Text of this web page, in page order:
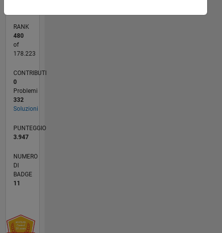
RANK
480
of
178.223
CONTRIBUTI
0
Problemi
332
Soluzioni
PUNTEGGIO
3.947
NUMERO
DI
BADGE
11